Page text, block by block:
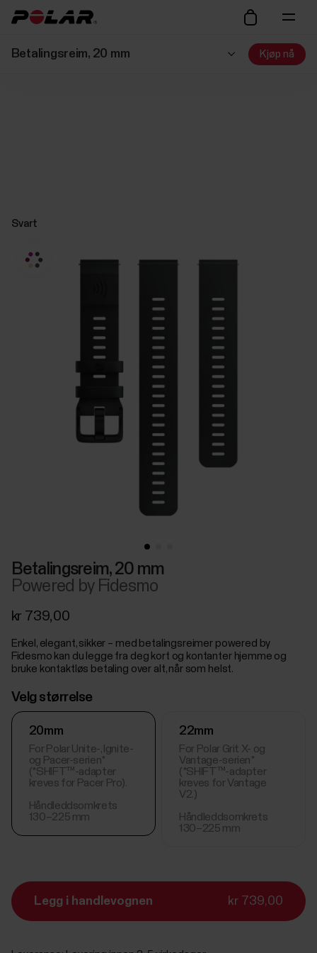
Betalingsreim, 20 mm Kjøp nå
Svart
Betalingsreim, 20 mm
Powered by Fidesmo
kr 739,00
Enkel, elegant, sikker – med betalingsreimer powered by
Fidesmo kan du legge fra deg kort og kontanter hjemme og
bruke kontaktløs betaling over alt, når som helst.
Velg størrelse
20mm
For Polar Unite-, Ignite-
og Pacer-serien*
(*SHIFT™-adapter
kreves for Pacer Pro).
Håndleddsomkrets
130–225 mm
22mm
For Polar Grit X- og
Vantage-serien*
(*SHIFT™-adapter
kreves for Vantage
V2.)
Håndleddsomkrets
130–225 mm
Legg i handlevognen kr 739,00